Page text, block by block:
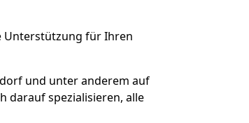
Unterstützung für Ihren
und unter anderem auf
darauf spezialisieren, alle